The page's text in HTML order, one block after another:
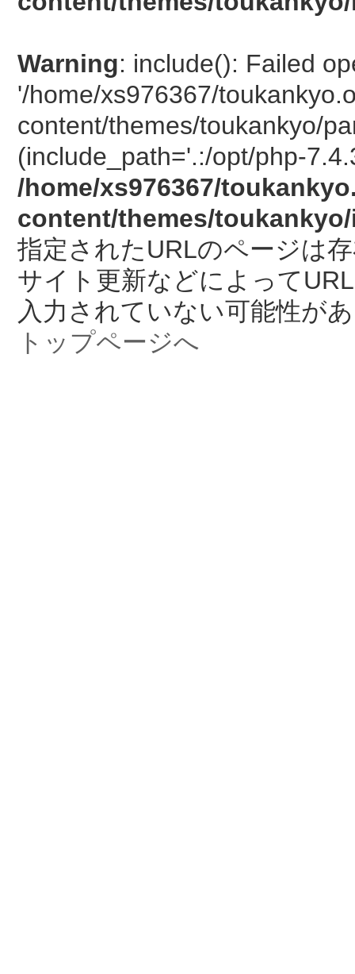
Warning: include(): Failed
'/home/xs976367/
content/themes/toukankyo/
(include_path='.:/opt/php-
/home/xs976367/
content/themes/
指定されたURLのページは
サイト更新などによって
入力されていない可能性が
トップページへ